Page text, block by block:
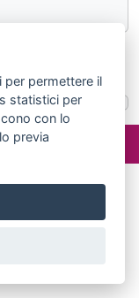
-Privacy
per permettere il
statistici per
con lo
previa